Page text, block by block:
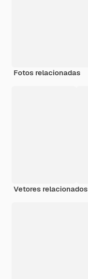
Fotos relacionadas
Vetores relacionados